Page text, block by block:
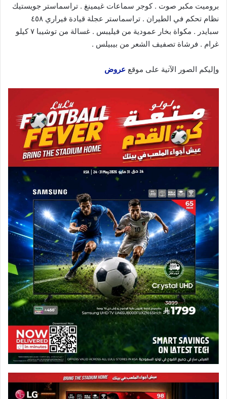
بروميت مكبر صوت . كوجر سماعات غيمينغ . تراسماستر جويستيك
نظام تحكم في الطيران . تراسماستر عجلة قيادة فيراري ٤٥٨
سبايدر . مكواة بخار عمودية من فيليبس . غسالة من توشيبا ٧ كيلو
غرام . فرشاة تصفيف الشعر من بيبيلس .
وإليكم الصور الآتية على موقع عروض